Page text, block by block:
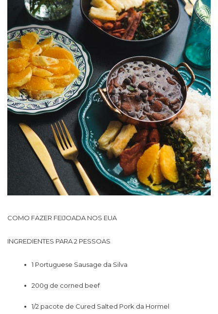
COMO FAZER FEIJOADA NOS EUA
INGREDIENTES PARA 2 PESSOAS
1 Portuguese Sausage da Silva
200g de corned beef
1/2 pacote de Cured Salted Pork da Hormel